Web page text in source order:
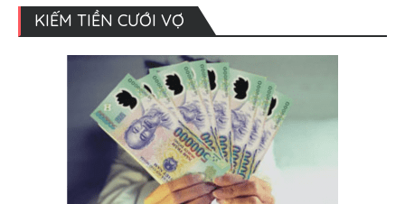
KIẾM TIỀN CƯỚI VỢ